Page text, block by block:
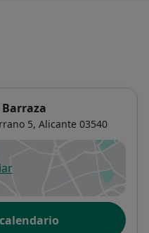
5, Alicante 03540
abre en una nueva